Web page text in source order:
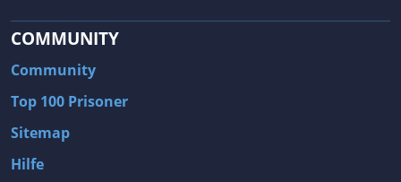
COMMUNITY
Community
Top 100 Prisoner
Sitemap
Hilfe